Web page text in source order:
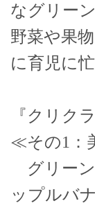
なグリー
野菜や果
に育児に
『クリク
≪その1：
グリーン
ップルバ